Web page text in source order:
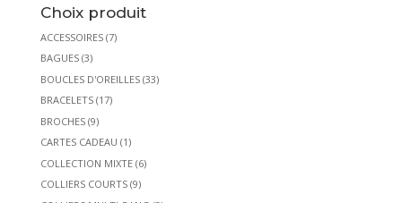
Choix produit
ACCESSOIRES (7)
BAGUES (3)
BOUCLES D'OREILLES (33)
BRACELETS (17)
BROCHES (9)
CARTES CADEAU (1)
COLLECTION MIXTE (6)
COLLIERS COURTS (9)